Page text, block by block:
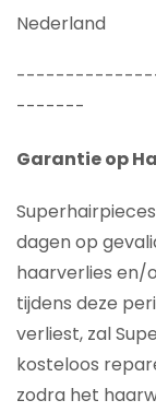
Nederland
-------
Garantie op
dagen op
haarverlies en/
tijdens deze
verliest, zal
kosteloos
zodra het